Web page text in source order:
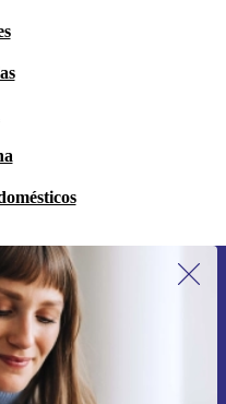
newsletter pela
15€!
oferta.